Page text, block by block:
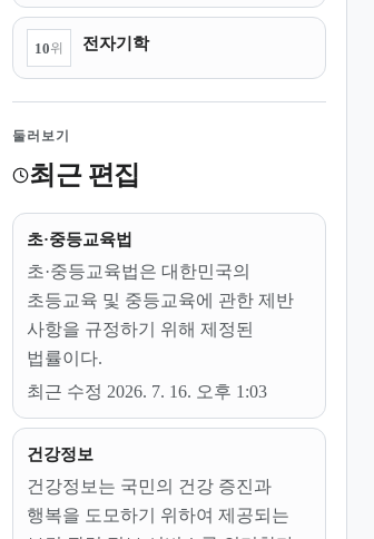
10위 전자기학
둘러보기
최근 편집
초·중등교육법
초·중등교육법은 대한민국의
초등교육 및 중등교육에 관한 제반
사항을 규정하기 위해 제정된
법률이다.
최근 수정 2026. 7. 16. 오후 1:03
건강정보
건강정보는 국민의 건강 증진과
행복을 도모하기 위하여 제공되는